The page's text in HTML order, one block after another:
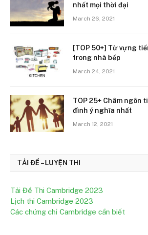
nhất mọi thời đại
March 26, 2021
[TOP 50+] Từ vựng
trong nhà bếp
March 24, 2021
TOP 25+ Châm ngôn
đình ý nghĩa nhất
March 12, 2021
TẢI ĐỀ – LUYỆN THI
Tải Đề Thi Cambridge 2023
Lịch thi Cambridge 2023
Các chứng chỉ Cambridge cần biết